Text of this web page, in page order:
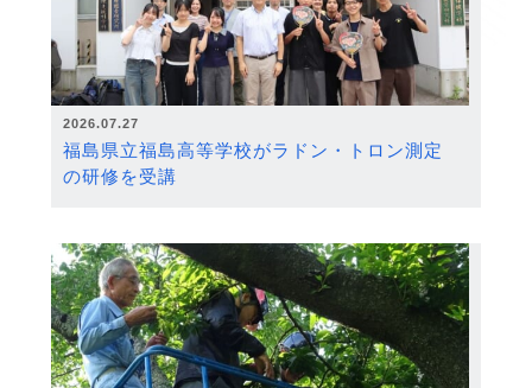
2026.07.27
福島県立福島高等学校がラドン・トロン測定
の研修を受講